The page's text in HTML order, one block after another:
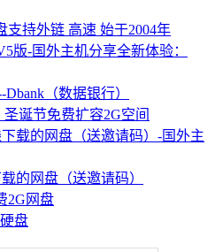
支持外链 高速 始于2004年
全新体验：
（数据银行）
圣诞节免费扩容2G空间
的网盘（送邀请码）
2G网盘
盘